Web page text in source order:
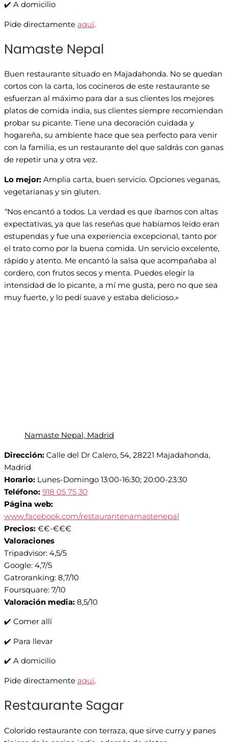
✔️ A domicilio
Pide directamente aquí.
Namaste Nepal
Buen restaurante situado en Majadahonda. No se quedan
cortos con la carta, los cocineros de este restaurante se
esfuerzan al máximo para dar a sus clientes los mejores
platos de comida india, sus clientes siempre recomiendan
probar su picante. Tiene una decoración cuidada y
hogareña, su ambiente hace que sea perfecto para venir
con la familia, es un restaurante del que saldrás con ganas
de repetir una y otra vez.
Lo mejor: Amplia carta, buen servicio. Opciones veganas,
vegetarianas y sin gluten.
“Nos encantó a todos. La verdad es que íbamos con altas
expectativas, ya que las reseñas que habíamos leído eran
estupendas y fue una experiencia excepcional, tanto por
el trato como por la buena comida. Un servicio excelente,
rápido y atento. Me encantó la salsa que acompañaba al
cordero, con frutos secos y menta. Puedes elegir la
intensidad de lo picante, a mí me gusta, pero no que sea
muy fuerte, y lo pedí suave y estaba delicioso.»
Namaste Nepal, Madrid
Dirección: Calle del Dr Calero, 54, 28221 Majadahonda,
Madrid
Horario: Lunes-Domingo 13:00-16:30; 20:00-23:30
Teléfono: 918 05 75 30
Página web:
www.facebook.com/restaurantenamastenepal
Precios: €€-€€€
Valoraciones
Tripadvisor: 4,5/5
Google: 4,7/5
Gatroranking: 8,7/10
Foursquare: 7/10
Valoración media: 8,5/10
✔️ Comer allí
✔️ Para llevar
✔️ A domicilio
Pide directamente aquí.
Restaurante Sagar
Colorido restaurante con terraza, que sirve curry y panes